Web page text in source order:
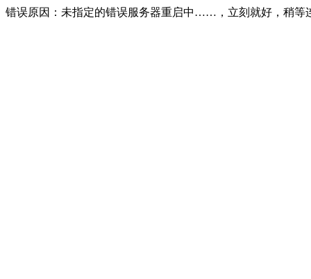
错误原因：未指定的错误服务器重启中……，立刻就好，稍等